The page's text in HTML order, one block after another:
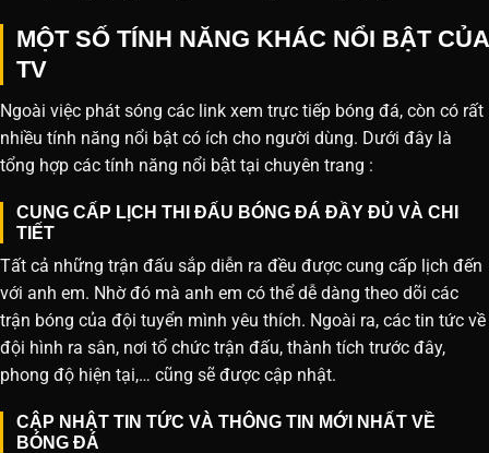
MỘT SỐ TÍNH NĂNG KHÁC NỔI BẬT CỦA
TV
Ngoài việc phát sóng các link xem trực tiếp bóng đá, còn có rất
nhiều tính năng nổi bật có ích cho người dùng. Dưới đây là
tổng hợp các tính năng nổi bật tại chuyên trang :
CUNG CẤP LỊCH THI ĐẤU BÓNG ĐÁ ĐẦY ĐỦ VÀ CHI
TIẾT
Tất cả những trận đấu sắp diễn ra đều được cung cấp lịch đến
với anh em. Nhờ đó mà anh em có thể dễ dàng theo dõi các
trận bóng của đội tuyển mình yêu thích. Ngoài ra, các tin tức về
đội hình ra sân, nơi tổ chức trận đấu, thành tích trước đây,
phong độ hiện tại,… cũng sẽ được cập nhật.
CẬP NHẬT TIN TỨC VÀ THÔNG TIN MỚI NHẤT VỀ
BÓNG ĐÁ